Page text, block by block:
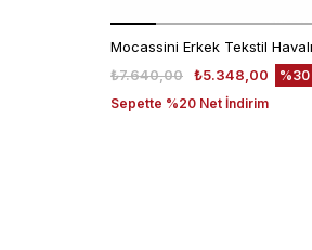
₺5.348,00
₺7.640,00
Sepette %20 Net İndirim
%30